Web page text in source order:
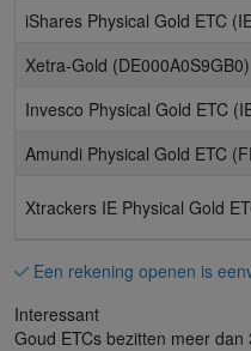
iShares Physical Gold ETC
Xetra-Gold (DE000A0S9GB0)
Invesco Physical Gold ETC
Amundi Physical Gold ETC
Xtrackers IE Physical Gold
Een rekening openen is
Interessant
Goud ETCs bezitten meer dan